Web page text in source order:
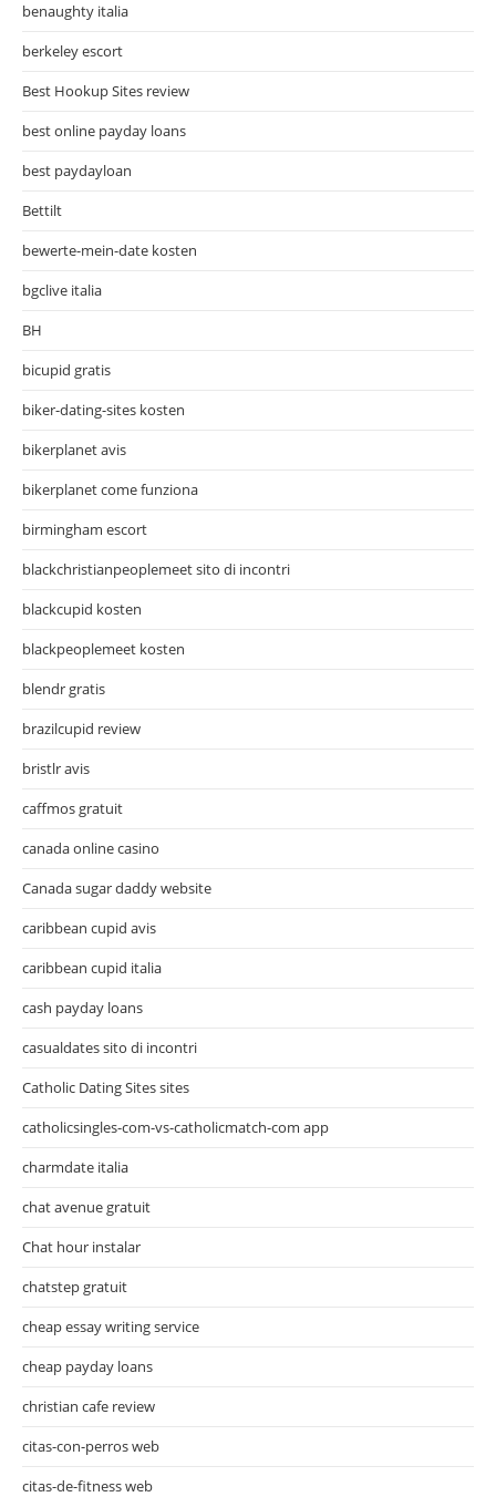
benaughty italia
berkeley escort
Best Hookup Sites review
best online payday loans
best paydayloan
Bettilt
bewerte-mein-date kosten
bgclive italia
BH
bicupid gratis
biker-dating-sites kosten
bikerplanet avis
bikerplanet come funziona
birmingham escort
blackchristianpeoplemeet sito di incontri
blackcupid kosten
blackpeoplemeet kosten
blendr gratis
brazilcupid review
bristlr avis
caffmos gratuit
canada online casino
Canada sugar daddy website
caribbean cupid avis
caribbean cupid italia
cash payday loans
casualdates sito di incontri
Catholic Dating Sites sites
catholicsingles-com-vs-catholicmatch-com app
charmdate italia
chat avenue gratuit
Chat hour instalar
chatstep gratuit
cheap essay writing service
cheap payday loans
christian cafe review
citas-con-perros web
citas-de-fitness web